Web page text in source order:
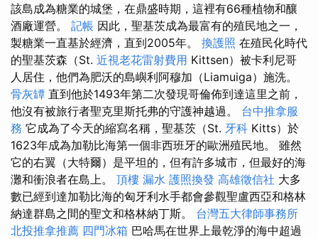
該島成為糖業的城堡，在鼎盛時期，這裡有66種植物和釀
酒廠運營。 記帳 因此，聖基茨成為最富有的殖民地之一，
製糖業一直基於經濟，直到2005年。 換護照 在殖民化時代
的聖基茨森（St. 近視老花雷射費用 Kittsen）被卡利尼哥
人居住，他們為肥沃的島嶼利阿穆加（Liamuiga）施洗。
骨灰罈 直到他於1493年第二次發現哥倫佈到達這里之前，
他沒有被旅行者聖克里斯托弗的守護神越過。 台中推拿服
務 它成為了今天的縮寫名稱，聖基茨（St. 牙科 Kitts）於
1623年成為加勒比海第一個非西班牙的歐洲殖民地。 雖然
它的右翼（大特爾）是平坦的，但有許多城市，但最好的海
灘和衝浪者在島上。 頂樓 漏水 護照換發 高雄徵信社 大多
數已經到達加勒比海的匈牙利水手都會參觀聖盧西亞和格林
納達群島之間的聖文和格林納丁斯。 台灣五大律師事務所
北投推拿推薦 四門冰箱 巴哈馬在世界上最乾淨的海中超過